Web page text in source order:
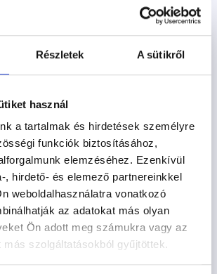
Részletek A sütikről
használ
a tartalmak és hirdetések személyre
funkciók biztosításához,
elemzéséhez. Ezenkívül
, hirdető- és elemező partnereinkkel
weboldalhasználatra vonatkozó
az adatokat más olyan
Ön adott meg számukra vagy az
más szolgáltatásokból gyűjtöttek.
családja